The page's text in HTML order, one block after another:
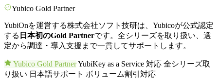
Yubico Gold Partner
YubiOnを運営する株式会社ソフト技研は、Yubicoが公式認定
する 日本初のGold Partnerです。全シリーズを取り扱い、選
定から調達・導入支援まで一貫してサポートします。
Yubico Gold PartnerYubiKey as a Service 対応 全シリーズ取
り扱い 日本語サポート ボリューム割引対応